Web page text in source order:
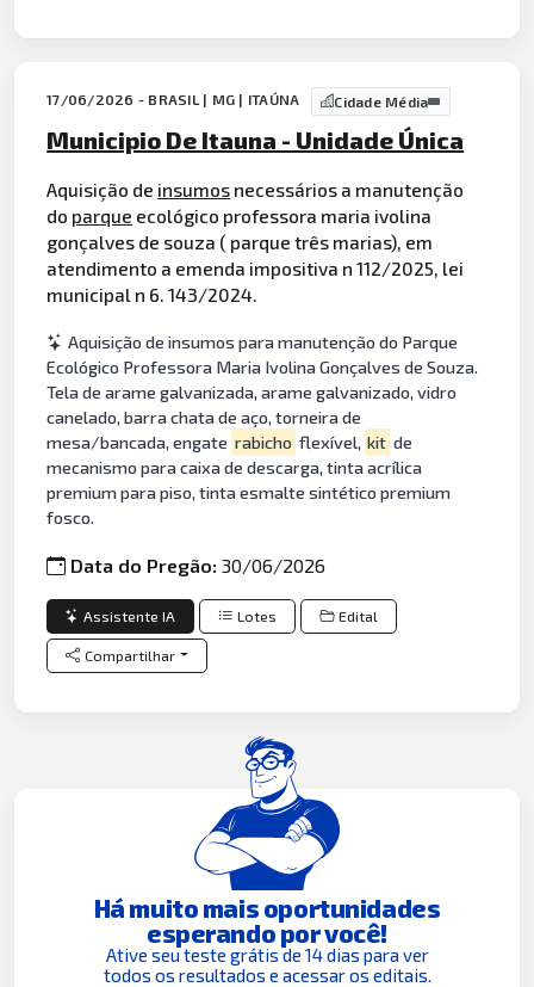
17/06/2026 - BRASIL | MG | ITAÚNA Cidade Média
Municipio De Itauna - Unidade Única
Aquisição de insumos necessários a manutenção
do parque ecológico professora maria ivolina
gonçalves de souza ( parque três marias), em
atendimento a emenda impositiva n 112/2025, lei
municipal n 6. 143/2024.
Aquisição de insumos para manutenção do Parque
Ecológico Professora Maria Ivolina Gonçalves de Souza.
Tela de arame galvanizada, arame galvanizado, vidro
canelado, barra chata de aço, torneira de
mesa/bancada, engate rabicho flexível, kit de
mecanismo para caixa de descarga, tinta acrílica
premium para piso, tinta esmalte sintético premium
fosco.
Data do Pregão:30/06/2026
Assistente IA Lotes Edital
Compartilhar
Há muito mais oportunidades
esperando por você!
Ative seu teste grátis de 14 dias para ver
todos os resultados e acessar os editais.